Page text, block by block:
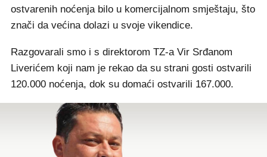
ostvarenih noćenja bilo u komercijalnom smještaju, što
znači da većina dolazi u svoje vikendice.
Razgovarali smo i s direktorom TZ-a Vir Srđanom
Liverićem koji nam je rekao da su strani gosti ostvarili
120.000 noćenja, dok su domaći ostvarili 167.000.